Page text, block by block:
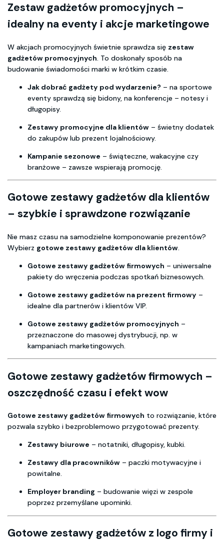
Zestaw gadżetów promocyjnych –
idealny na eventy i akcje marketingowe
W akcjach promocyjnych świetnie sprawdza się zestaw
gadżetów promocyjnych . To doskonały sposób na
budowanie świadomości marki w krótkim czasie.
Jak dobrać gadżety pod wydarzenie? – na sportowe
eventy sprawdzą się bidony, na konferencje – notesy i
długopisy.
Zestawy promocyjne dla klientów – świetny dodatek
do zakupów lub prezent lojalnościowy.
Kampanie sezonowe – świąteczne, wakacyjne czy
branżowe – zawsze wspierają promocję.
Gotowe zestawy gadżetów dla klientów
– szybkie i sprawdzone rozwiązanie
Nie masz czasu na samodzielne komponowanie prezentów?
Wybierz gotowe zestawy gadżetów dla klientów.
Gotowe zestawy gadżetów firmowych – uniwersalne
pakiety do wręczenia podczas spotkań biznesowych.
Gotowe zestawy gadżetów na prezent firmowy –
idealne dla partnerów i klientów VIP.
Gotowe zestawy gadżetów promocyjnych –
przeznaczone do masowej dystrybucji, np. w
kampaniach marketingowych.
Gotowe zestawy gadżetów firmowych –
oszczędność czasu i efekt wow
Gotowe zestawy gadżetów firmowych to rozwiązanie, które
pozwala szybko i bezproblemowo przygotować prezenty.
Zestawy biurowe – notatniki, długopisy, kubki.
Zestawy dla pracowników – paczki motywacyjne i
powitalne.
Employer branding – budowanie więzi w zespole
poprzez przemyślane upominki.
Gotowe zestawy gadżetów z logo firmy i